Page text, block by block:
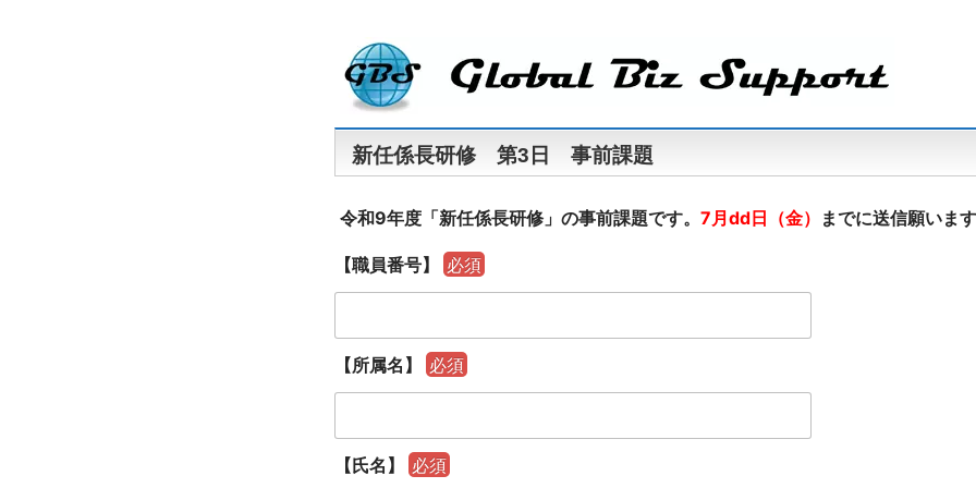
新任係長研修 第3日 事前課題
【
所
属
名
】
令和9年度「新任係長研修」の事前課題です。 7月dd日（金） までに送信願いま
【職員番号】 必須
【所属名】 必須
【氏名】 必須